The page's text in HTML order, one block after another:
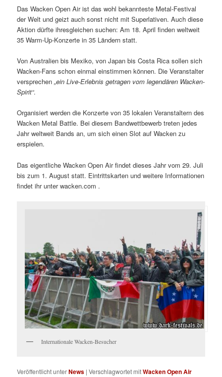
Das Wacken Open Air ist das wohl bekannteste Metal-Festival
der Welt und geizt auch sonst nicht mit Superlativen. Auch diese
Aktion dürfte ihresgleichen suchen: Am 18. April finden weltweit
35 Warm-Up-Konzerte in 35 Ländern statt.
Von Australien bis Mexiko, von Japan bis Costa Rica sollen sich
Wacken-Fans schon einmal einstimmen können. Die Veranstalter
versprechen„ein Live-Erlebnis getragen vom legendären Wacken-
Spirit“.
Organisiert werden die Konzerte von 35 lokalen Veranstaltern des
Wacken Metal Battle. Bei diesem Bandwettbewerb treten jedes
Jahr weltweit Bands an, um sich einen Slot auf Wacken zu
erspielen.
Das eigentliche Wacken Open Air findet dieses Jahr vom 29. Juli
bis zum 1. August statt. Eintrittskarten und weitere Informationen
findet ihr unter wacken.com .
Internationale Wacken-Besucher
Veröffentlicht unterNews |Verschlagwortet mitWacken Open Air